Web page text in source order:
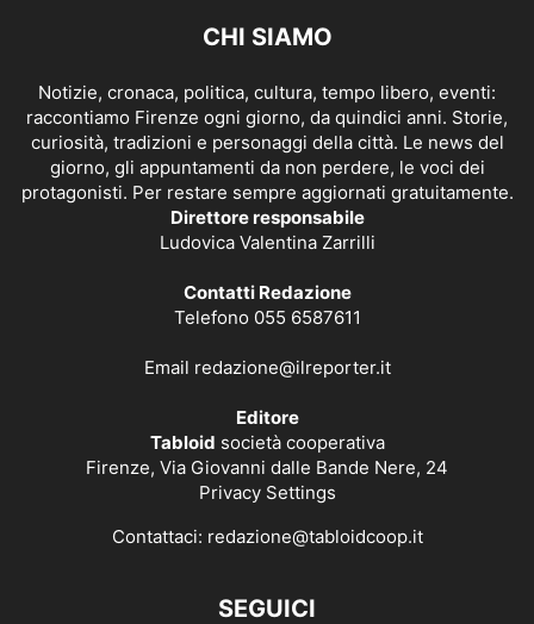
CHI SIAMO
Notizie, cronaca, politica, cultura, tempo libero, eventi:
raccontiamo Firenze ogni giorno, da quindici anni. Storie,
curiosità, tradizioni e personaggi della città. Le news del
giorno, gli appuntamenti da non perdere, le voci dei
protagonisti. Per restare sempre aggiornati gratuitamente.
Direttore responsabile
Ludovica Valentina Zarrilli
Contatti Redazione
Telefono 055 6587611
Email redazione@ilreporter.it
Editore
Tabloid società cooperativa
Firenze, Via Giovanni dalle Bande Nere, 24
Privacy Settings
Contattaci: redazione@tabloidcoop.it
SEGUICI